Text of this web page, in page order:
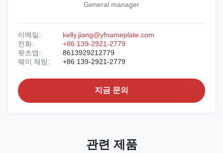
General manager
이메일:
kelly.jiang@yfnameplate.com
전화:
+86 139-2921-2779
왓츠앱:
8613929212779
웨이 채팅:
+86 139-2921-2779
지금 문의
관련 제품